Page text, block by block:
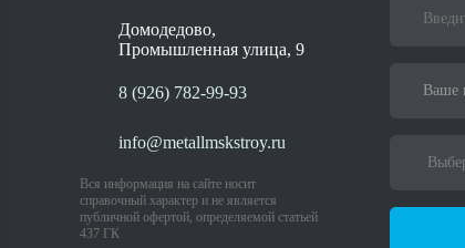
Домодедово,
Промышленная улица, 9
8 (926) 782-99-93
info@metallmskstroy.ru
Вся информация на сайте носит
справочный характер и не является
публичной офертой, определяемой статьей
437 ГК